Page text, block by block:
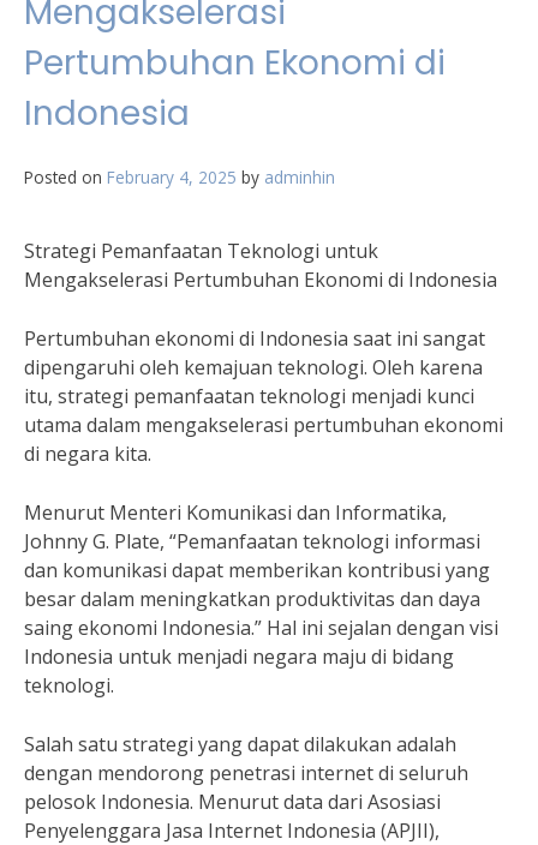
Mengakselerasi
Pertumbuhan Ekonomi di
Indonesia
Posted on February 4, 2025 by adminhin
Strategi Pemanfaatan Teknologi untuk
Mengakselerasi Pertumbuhan Ekonomi di Indonesia
Pertumbuhan ekonomi di Indonesia saat ini sangat
dipengaruhi oleh kemajuan teknologi. Oleh karena
itu, strategi pemanfaatan teknologi menjadi kunci
utama dalam mengakselerasi pertumbuhan ekonomi
di negara kita.
Menurut Menteri Komunikasi dan Informatika,
Johnny G. Plate, “Pemanfaatan teknologi informasi
dan komunikasi dapat memberikan kontribusi yang
besar dalam meningkatkan produktivitas dan daya
saing ekonomi Indonesia.” Hal ini sejalan dengan visi
Indonesia untuk menjadi negara maju di bidang
teknologi.
Salah satu strategi yang dapat dilakukan adalah
dengan mendorong penetrasi internet di seluruh
pelosok Indonesia. Menurut data dari Asosiasi
Penyelenggara Jasa Internet Indonesia (APJII),